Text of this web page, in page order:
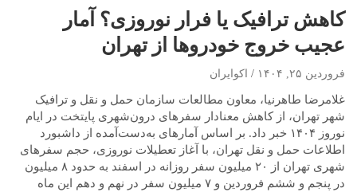
کاهش ترافیک یا فرار نوروزی؟ آمار
عجیب خروج خودروها از تهران
فروردین ۲۵, ۱۴۰۴ اکوایران
غلامرضا طاهرنیا، معاون مطالعات سازمان حمل و نقل و ترافیک
شهر تهران، از کاهش معنادار سفرهای درون‌شهری پایتخت در ایام
نوروز ۱۴۰۴ خبر داد. بر اساس آمارهای به‌دست‌آمده از داشبورد
اطلاعات حمل و نقل تهران، با آغاز تعطیلات نوروزی، حجم سفرهای
شهری تهران از ۲۰ میلیون سفر روزانه در اسفند به حدود ۸ میلیون
در پنجم و ششم فروردین و ۷ میلیون سفر در نهم و دهم این ماه